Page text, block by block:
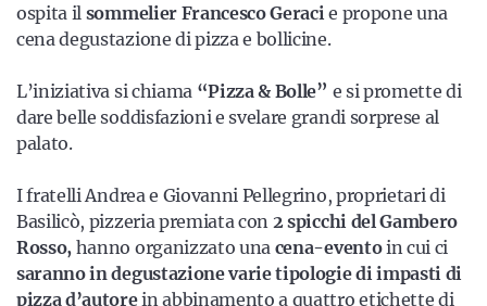
ospita il sommelier Francesco Geracie propone una
cena degustazione di pizza e bollicine.
L’iniziativa si chiama “Pizza & Bolle” e si promette di
dare belle soddisfazioni e svelare grandi sorprese al
palato.
I fratelli Andrea e Giovanni Pellegrino, proprietari di
Basilicò, pizzeria premiata con 2 spicchi del Gambero
Rosso, hanno organizzato una cena-eventoin cui ci
saranno in degustazione varie tipologie di impasti di
pizza d’autorein abbinamento a quattro etichette di